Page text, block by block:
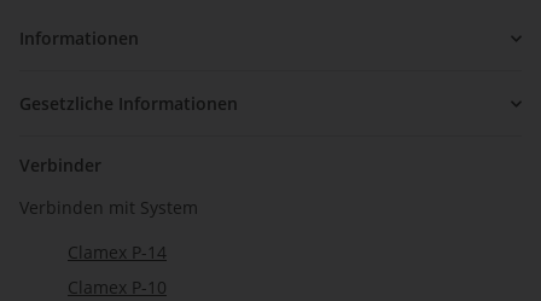
Informationen
Gesetzliche Informationen
Verbinder
Verbinden mit System
Clamex P-14
Clamex P-10